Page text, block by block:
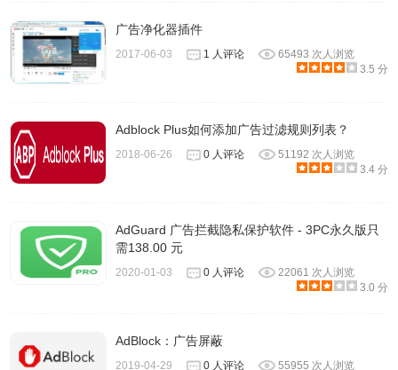
广告净化器插件
2017-06-03 1 人评论
65493 次人浏览
3.5 分
Adblock Plus如何添加广告过滤规则列表？
2018-06-26 0 人评论
51192 次人浏览
3.4 分
AdGuard 广告拦截隐私保护软件 - 3PC永久版只
需138.00 元
2020-01-03 0 人评论
22061 次人浏览
3.0 分
AdBlock：广告屏蔽
2019-04-29 0 人评论
55955 次人浏览